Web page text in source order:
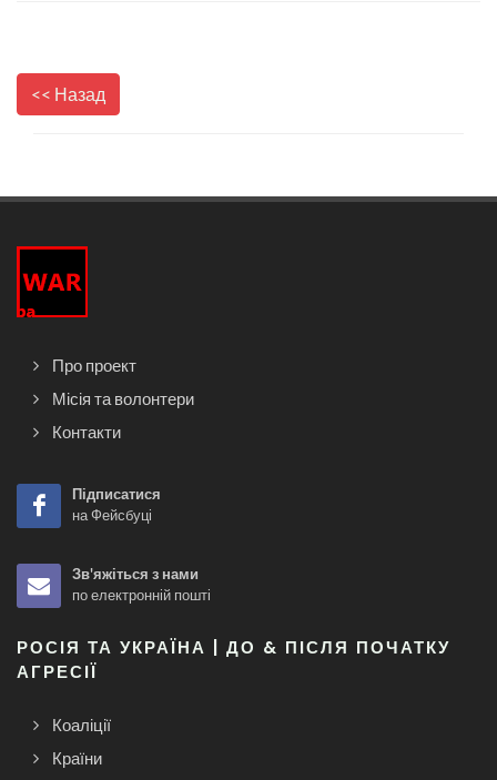
<< Назад
Про проект
Місія та волонтери
Контакти
Підписатися
на Фейсбуці
Зв'яжіться з нами
по електронній пошті
РОСІЯ ТА УКРАЇНА | ДО & ПІСЛЯ ПОЧАТКУ
АГРЕСІЇ
Коаліції
Країни